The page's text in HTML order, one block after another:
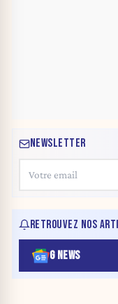
NEWSLETTER
RETROUVEZ NOS
G NEWS